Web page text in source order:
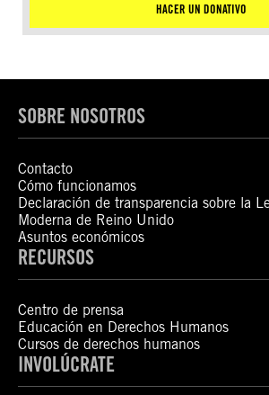
HACER UN DONATIVO
SOBRE NOSOTROS
Contacto
Cómo funcionamos
Declaración de transparencia sobre la
Moderna de Reino Unido
Asuntos económicos
RECURSOS
Centro de prensa
Educación en Derechos Humanos
Cursos de derechos humanos
INVOLÚCRATE